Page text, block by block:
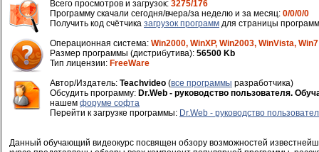
Всего просмотров и загрузок: 3275/176
Программу скачали сегодня/вчера/за неделю и за месяц: 0/0/0/0
Получить код счётчика загрузок программ для страницы
Операционная система: Win2000, WinXP, Win2003, WinVista, Win7
Размер программы (дистрибутива): 56500 Kb
Тип лицензии: FreeWare
Автор/Издатель: Teachvideo (все программы разработчика)
Обсудить программу: Dr.Web - руководство пользователя.
нашем форуме софта
Перейти к загрузке программы: Dr.Web - руководство
Данный обучающий видеокурс посвящен обзору возможностей